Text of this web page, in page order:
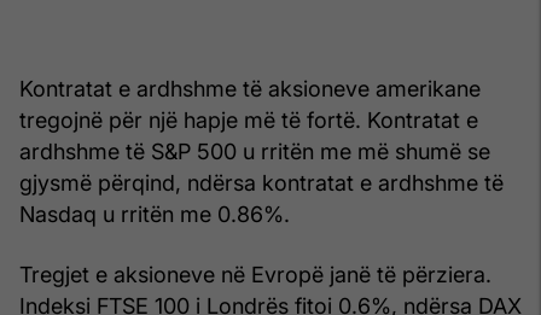
Kontratat e ardhshme të aksioneve amerikane
tregojnë për një hapje më të fortë. Kontratat e
ardhshme të S&P 500 u rritën me më shumë se
gjysmë përqind, ndërsa kontratat e ardhshme të
Nasdaq u rritën me 0.86%.
Tregjet e aksioneve në Evropë janë të përziera.
Indeksi FTSE 100 i Londrës fitoi 0.6%, ndërsa DAX